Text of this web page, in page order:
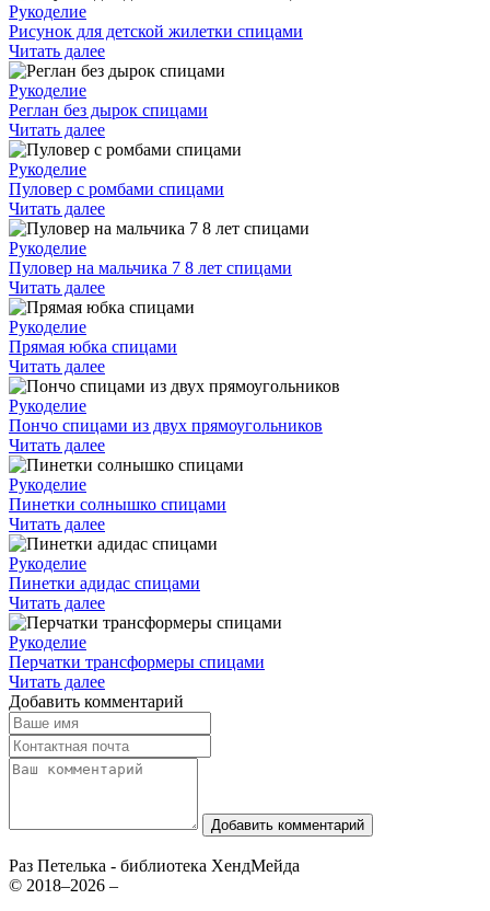
Рукоделие
Рисунок для детской жилетки спицами
Читать далее
Рукоделие
Реглан без дырок спицами
Читать далее
Рукоделие
Пуловер с ромбами спицами
Читать далее
Рукоделие
Пуловер на мальчика 7 8 лет спицами
Читать далее
Рукоделие
Прямая юбка спицами
Читать далее
Рукоделие
Пончо спицами из двух прямоугольников
Читать далее
Рукоделие
Пинетки солнышко спицами
Читать далее
Рукоделие
Пинетки адидас спицами
Читать далее
Рукоделие
Перчатки трансформеры спицами
Читать далее
Добавить комментарий
Добавить комментарий
Раз Петелька - библиотека ХендМейда
© 2018–2026 –